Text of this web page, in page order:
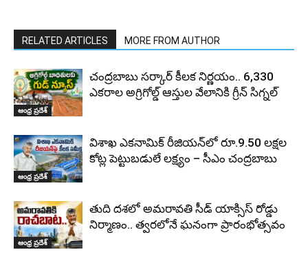
RELATED ARTICLES MORE FROM AUTHOR
ఆంధ్ర ప్రదేశ్
చంద్రబాబు సర్కార్ కీలక నిర్ణయం.. 6,330
ఎకరాల అగ్రిగోల్డ్ ఆస్తుల వేలానికి గ్రీన్ సిగ్నల్
ఆంధ్ర ప్రదేశ్
విశాఖ ఎకనామిక్ రీజియన్‌లో రూ.9.50 లక్షల
కోట్ల పెట్టుబడులే లక్ష్యం – సీఎం చంద్రబాబు
ఆంధ్ర ప్రదేశ్
తుది దశలో అమరావతి సీడ్ యాక్సిస్ రోడ్డు
నిర్మాణం.. త్వరలోనే ఘనంగా ప్రారంభోత్సవం